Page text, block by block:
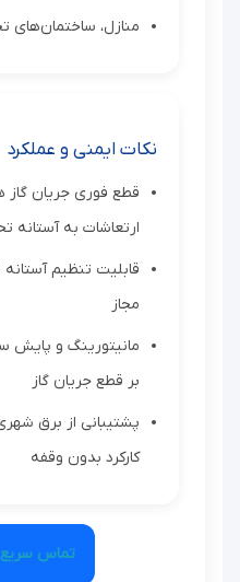
منازل، ساختمان‌های
نکات ایمنی و عملکرد
قطع فوری جریان گاز
ارتعاشات به آستانه
قابلیت تنظیم
مجاز
مانیتورینگ و پایش
بر قطع جریان گاز
کارکرد بدون وقفه
تماس سریع